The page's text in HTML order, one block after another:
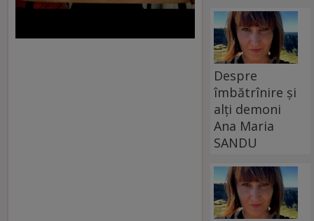
Despre
îmbătrînire și
alți demoni
Ana Maria
SANDU